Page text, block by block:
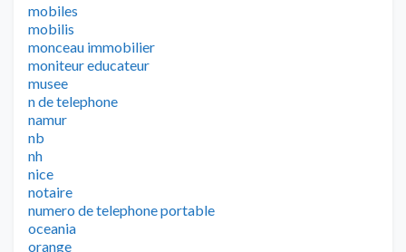
mobiles
mobilis
monceau immobilier
moniteur educateur
musee
n de telephone
namur
nb
nh
nice
notaire
numero de telephone portable
oceania
orange